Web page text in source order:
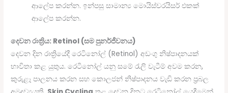
ආලේප කරන්න. ඉන්පසු සාමාන්‍ය මොයිස්චරයිසර් එකක්
ආලේප කරන්න.
දෙවන රාත්‍රිය: Retinol (සම පුනර්ජීවනය)
දෙවන දින රාත්‍රියේදී රෙටිනෝල් (Retinol) අඩංගු නිෂ්පාදනයක්
භාවිතා කළ යුතුය. රෙටිනෝල් යනු සමේ රැලි වැටීම් අවම කරන,
කුරුළෑ පාලනය කරන සහ කොලජන් නිෂ්පාදනය වැඩි කරන ප්‍රබල